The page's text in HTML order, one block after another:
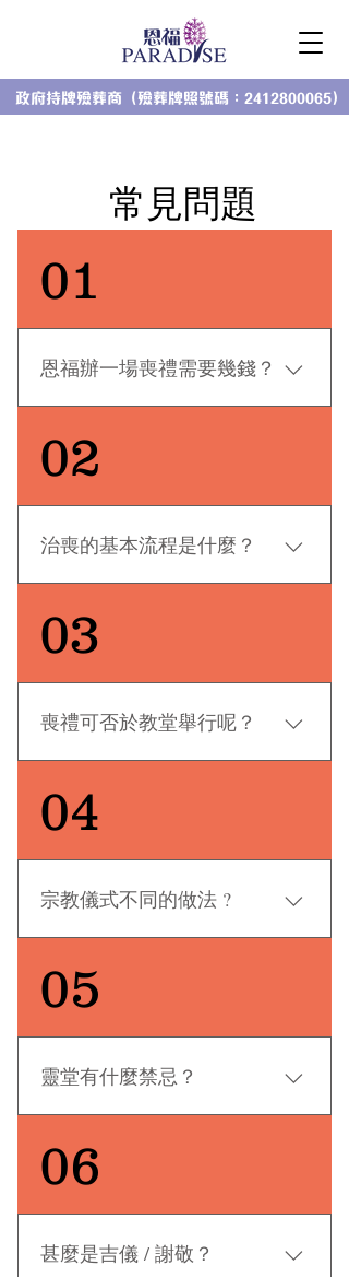
政府持牌殮葬商（殮葬牌照號碼：2412800065）
​常見問題
01
恩福辦一場喪禮需要幾錢？
地、喪禮的工作人員、附加項目如
旅遊巴及所選擇的服務計劃等。費
用分別是按家人為亡者所選擇的服
務計畫、亡者的宗教信仰及亡者的
意願而定，因而喪禮費用其實是豐
儉由人的。上至動輒幾十萬元的厚
選擇。不過，現時大多殯儀服務是
中預算而定，不必過分逞強。
02
治喪的基本流程是什麼？
火葬或土葬。我們建議家屬親臨與
我們商討安葬及喪禮儀式安排。在
收到先人文件後，我們可協助領取
醫院文件及辦理死亡證。隨後，與
家屬確認守夜及出殯日期，並預約
火化爐或購買墓地。出殯前，我們
問。若有守夜安排，家屬將於當日
或墳場安葬。出殯後，我們亦會協
個細節妥善完成。
03
喪禮可否於教堂舉行呢？
聖堂舉行追思禮拜或逾越聖祭，視
乎所屬教會能否提供場地進行喪
禮，而我司亦與各教堂保持良好合
作關係可以為家屬解懮。 天主教的
亡者一般會於所屬座堂舉行聖祭或
天主教殯葬禮；而基督教的逝者則
是，其中有少數教堂可供無宗教信
者。
04
宗教儀式不同的做法 ?
獄、擔幡買水等，亦會燒一些紙紮
用品，以求「陰安陽樂」。 佛教 :
儀式有上貢等，目的為超渡先人，
儘快輪迴。 天主教 : 以講道，奉
香，唱詩歌，祈禱等紀念先人，祝
福先人歸向天國，享有永生的福
禱等，目的與天主教一樣，是為了
05
靈堂有什麼禁忌？
該說「有心」，不能說「多謝」。
因為「多謝」可謂多謝有白事的意
思。 而主人家與親友、賓客道別時
應該說「有心，慢行，唔送」，禮
貌上地說句拜拜，讓他們自行離開
06
甚麼是吉儀 / 謝敬？